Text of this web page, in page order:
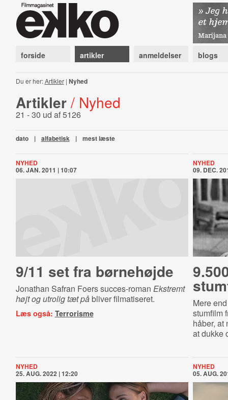
forside artikler anmeldelser blogs
Du er her:Artikler| Nyhed
Artikler / Nyhed
21 - 30 ud af 5126
dato | alfabetisk | mest læste
NYHED
06. JAN. 2011 | 10:07
9/11 set fra børnehøjde
Jonathan Safran Foers succes-roman Ekstremt
højt og utrolig tæt påbliver filmatiseret.
Læs også: Terrorisme
NYHED
09. DEC.
Mere
stumfilm
håber, at
at dukke
NYHED
25. AUG. 2022 | 12:20
NYHED
05. AUG.